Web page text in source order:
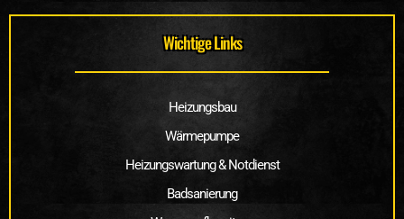
Wichtige Links
Heizungsbau
Wärmepumpe
Heizungswartung & Notdienst
Badsanierung